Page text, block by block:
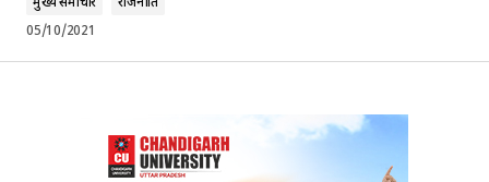
मुख्य समाचार
राजनीति
05/10/2021